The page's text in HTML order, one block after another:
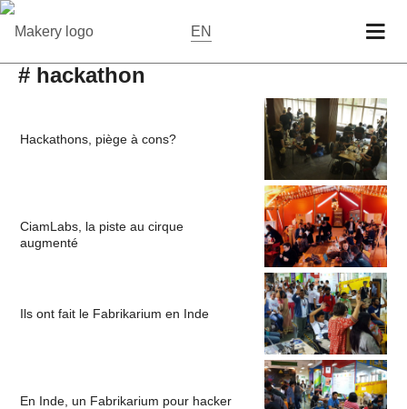
EN
# hackathon
Hackathons, piège à cons?
CiamLabs, la piste au cirque
augmenté
Ils ont fait le Fabrikarium en Inde
En Inde, un Fabrikarium pour hacker